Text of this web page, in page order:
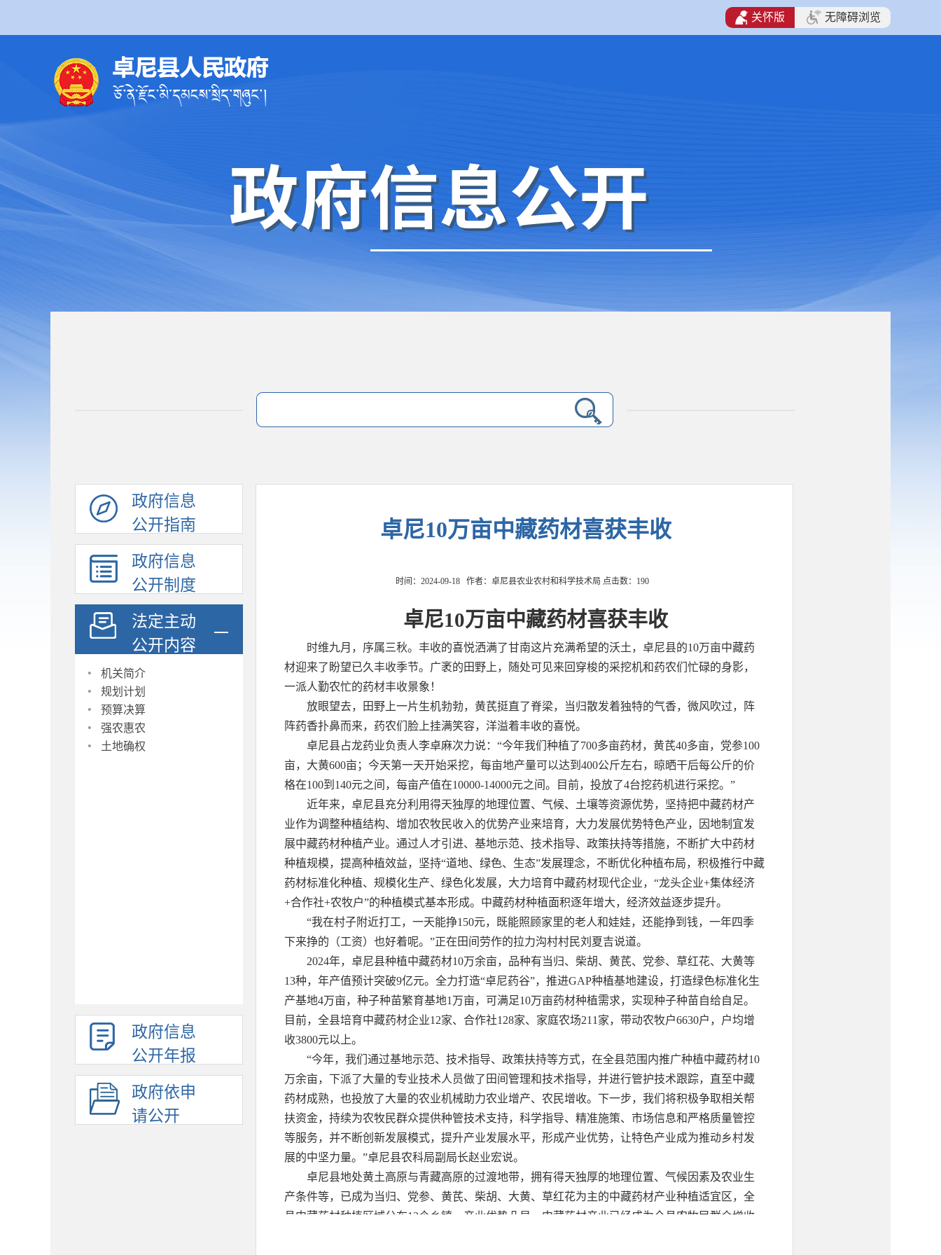
政府信息
公开指南
政府信息
公开制度
法定主动
公开内容
· 机关简介
· 规划计划
· 预算决算
· 强农惠农
· 土地确权
政府信息
公开年报
政府依申
请公开
卓尼10万亩中藏药材喜获丰收​
时间：2024-09-18 作者：卓尼县农业农村和科学技术局 点击数： 190
卓尼10万亩中藏药材喜获丰收
时维九月，序属三秋。丰收的喜悦洒满了甘南这片充满希望的沃土，卓尼县的10万亩中藏药
材迎来了盼望已久丰收季节。广袤的田野上，随处可见来回穿梭的采挖机和药农们忙碌的身影，
一派人勤农忙的药材丰收景象！
放眼望去，田野上一片生机勃勃，黄芪挺直了脊梁，当归散发着独特的气香，微风吹过，阵
阵药香扑鼻而来，药农们脸上挂满笑容，洋溢着丰收的喜悦。
卓尼县占龙药业负责人李卓麻次力说：“今年我们种植了700多亩药材，黄芪40多亩，党参100
亩，大黄600亩；今天第一天开始采挖，每亩地产量可以达到400公斤左右，晾晒干后每公斤的价
格在100到140元之间，每亩产值在10000-14000元之间。目前，投放了4台挖药机进行采挖。”
近年来，卓尼县充分利用得天独厚的地理位置、气候、土壤等资源优势，坚持把中藏药材产
业作为调整种植结构、增加农牧民收入的优势产业来培育，大力发展优势特色产业，因地制宜发
展中藏药材种植产业。通过人才引进、基地示范、技术指导、政策扶持等措施，不断扩大中药材
种植规模，提高种植效益，坚持“道地、绿色、生态”发展理念，不断优化种植布局，积极推行中藏
药材标准化种植、规模化生产、绿色化发展，大力培育中藏药材现代企业，“龙头企业+集体经济
+合作社+农牧户”的种植模式基本形成。中藏药材种植面积逐年增大，经济效益逐步提升。
“我在村子附近打工，一天能挣150元，既能照顾家里的老人和娃娃，还能挣到钱，一年四季
下来挣的（工资）也好着呢。”正在田间劳作的拉力沟村村民刘夏吉说道。
2024年，卓尼县种植中藏药材10万余亩，品种有当归、柴胡、黄芪、党参、草红花、大黄等
13种，年产值预计突破9亿元。全力打造“卓尼药谷”，推进GAP种植基地建设，打造绿色标准化生
产基地4万亩，种子种苗繁育基地1万亩，可满足10万亩药材种植需求，实现种子种苗自给自足。
目前，全县培育中藏药材企业12家、合作社128家、家庭农场211家，带动农牧户6630户，户均增
收3800元以上。
“今年，我们通过基地示范、技术指导、政策扶持等方式，在全县范围内推广种植中藏药材10
万余亩，下派了大量的专业技术人员做了田间管理和技术指导，并进行管护技术跟踪，直至中藏
药材成熟，也投放了大量的农业机械助力农业增产、农民增收。下一步，我们将积极争取相关帮
扶资金，持续为农牧民群众提供种管技术支持，科学指导、精准施策、市场信息和严格质量管控
等服务，并不断创新发展模式，提升产业发展水平，形成产业优势，让特色产业成为推动乡村发
展的中坚力量。”卓尼县农科局副局长赵业宏说。
卓尼县地处黄土高原与青藏高原的过渡地带，拥有得天独厚的地理位置、气候因素及农业生
产条件等，已成为当归、党参、黄芪、柴胡、大黄、草红花为主的中藏药材产业种植适宜区，全
县中藏药材种植区域分布13个乡镇，产业优势凸显，中藏药材产业已经成为全县农牧民群众增收
关怀版 无障碍浏览